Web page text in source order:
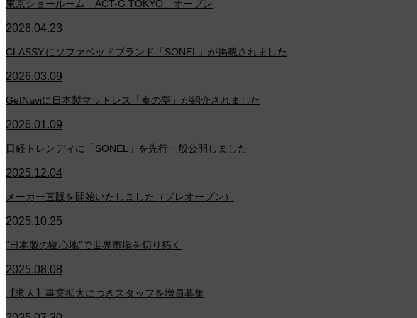
東京ショールーム「ACT-G TOKYO」オープン
2026.04.23
CLASSY.にソファベッドブランド「SONEL」が掲載されました
2026.03.09
GetNaviに日本製マットレス「奏の夢」が紹介されました
2026.01.09
日経トレンディに「SONEL」を先行一般公開しました
2025.12.04
メーカー直販を開始いたしました（プレオープン）
2025.10.25
“日本製の寝心地”で世界市場を切り拓く
2025.08.08
【求人】事業拡大につきスタッフを増員募集